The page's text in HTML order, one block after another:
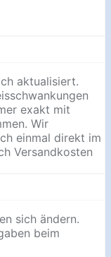
aktualisiert.
exakt mit
Wir
einmal direkt im
Versandkosten
sich ändern.
beim